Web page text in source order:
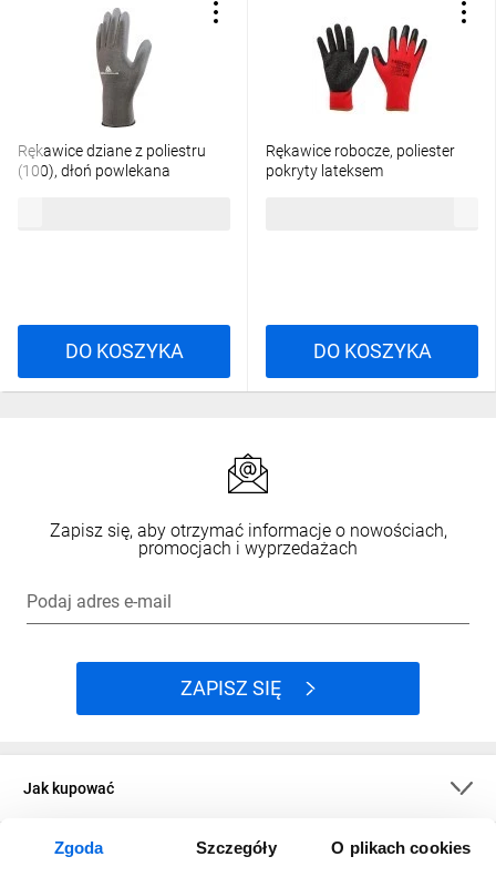
Zgoda Szczegóły O plikach cookies
Rękawice dziane z poliestru
(100), dłoń powlekana
DO KOSZYKA
Rękawice robocze, poliester
pokryty lateksem
DO KOSZYKA
Zapisz się, aby otrzymać informacje o nowościach,
promocjach i wyprzedażach
Podaj adres e-mail
ZAPISZ SIĘ
Jak kupować
O firmie